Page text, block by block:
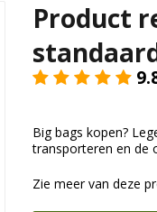
Product
Big bags kopen?
transporteren en de
Zie meer van deze